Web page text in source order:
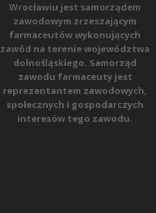
Wrocławiu jest samorządem
zawodowym zrzeszającym
farmaceutów wykonujących
zawód na terenie województwa
dolnośląskiego. Samorząd
zawodu farmaceuty jest
reprezentantem zawodowych,
społecznych i gospodarczych
interesów tego zawodu.